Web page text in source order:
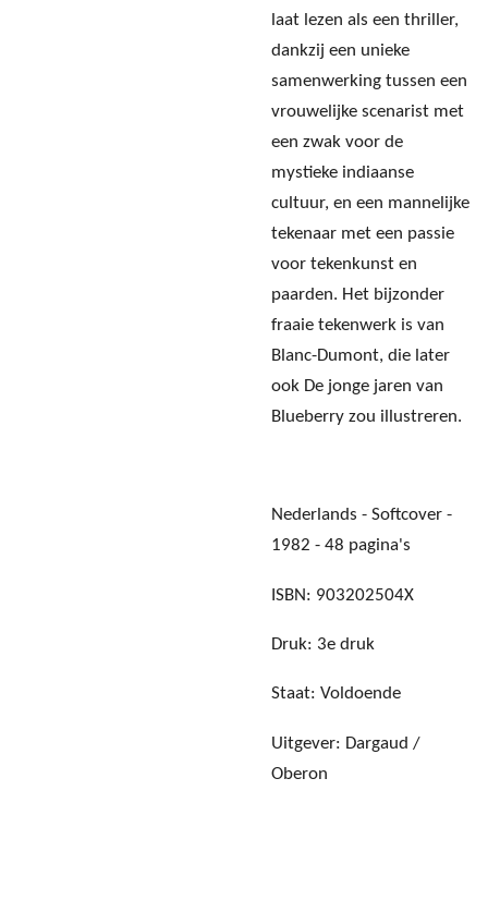
laat lezen als een thriller,
dankzij een unieke
samenwerking tussen een
vrouwelijke scenarist met
een zwak voor de
mystieke indiaanse
cultuur, en een mannelijke
tekenaar met een passie
voor tekenkunst en
paarden. Het bijzonder
fraaie tekenwerk is van
Blanc-Dumont, die later
ook De jonge jaren van
Blueberry zou illustreren.
Nederlands - Softcover -
1982 - 48 pagina's
ISBN: 903202504X
Druk: 3e druk
Staat: Voldoende
Uitgever: Dargaud /
Oberon